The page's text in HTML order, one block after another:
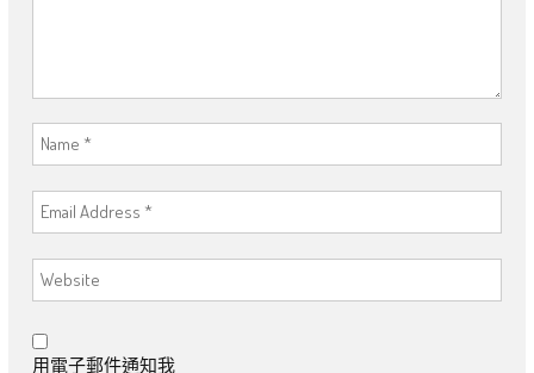
用電子郵件通知我